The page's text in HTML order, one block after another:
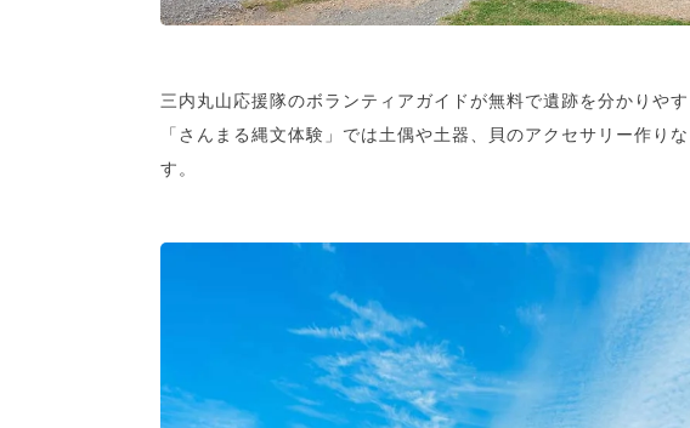
三内丸山応援隊のボランティアガイドが無料で遺跡を分かりやす
「さんまる縄文体験」では土偶や土器、貝のアクセサリー作り
す。